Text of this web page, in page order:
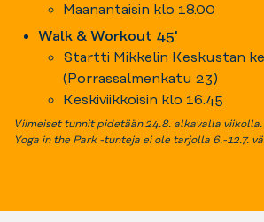
Maanantaisin klo 18.00
Walk & Workout 45'
Startti Mikkelin Keskustan
(Porrassalmenkatu 23)
Keskiviikkoisin klo 16.45
Viimeiset tunnit pidetään 24.8. alkavalla viikolla.
Yoga in the Park -tunteja ei ole tarjolla 6.-12.7.